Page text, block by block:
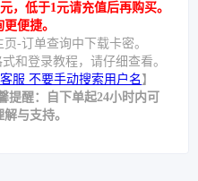
，低于1元请充值后再购买。
便捷。
-订单查询中下载卡密。
和登录教程，请仔细查看。
服 不要手动搜索用户名 】
提醒：自下单起24小时内可
与支持。